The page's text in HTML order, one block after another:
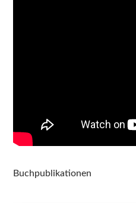
Buchpublikationen